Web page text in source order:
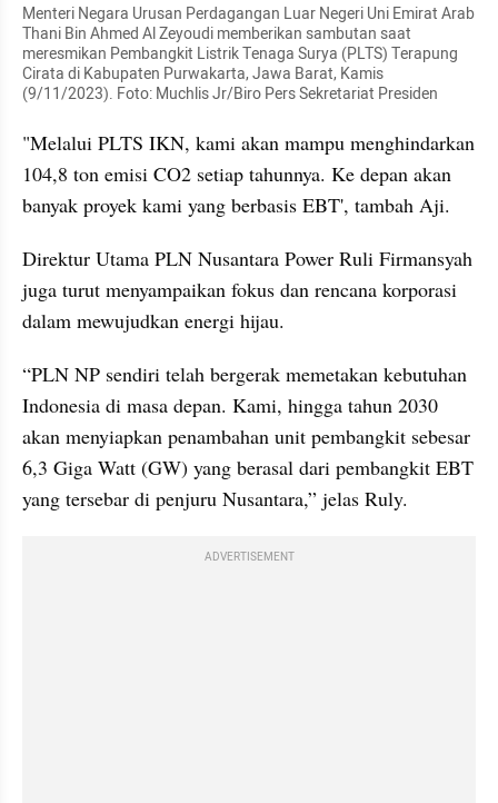
Menteri Negara Urusan Perdagangan Luar Negeri Uni Emirat Arab
Thani Bin Ahmed Al Zeyoudi memberikan sambutan saat
meresmikan Pembangkit Listrik Tenaga Surya (PLTS) Terapung
Cirata di Kabupaten Purwakarta, Jawa Barat, Kamis
(9/11/2023). Foto: Muchlis Jr/Biro Pers Sekretariat Presiden
"Melalui PLTS IKN, kami akan mampu menghindarkan
104,8 ton emisi CO2 setiap tahunnya. Ke depan akan
banyak proyek kami yang berbasis EBT', tambah Aji.
Direktur Utama PLN Nusantara Power Ruli Firmansyah
juga turut menyampaikan fokus dan rencana korporasi
dalam mewujudkan energi hijau.
“PLN NP sendiri telah bergerak memetakan kebutuhan
Indonesia di masa depan. Kami, hingga tahun 2030
akan menyiapkan penambahan unit pembangkit sebesar
6,3 Giga Watt (GW) yang berasal dari pembangkit EBT
yang tersebar di penjuru Nusantara,” jelas Ruly.
ADVERTISEMENT